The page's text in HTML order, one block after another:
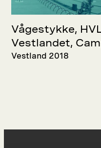
Vågestykke,
Vestlandet,
Vestland 2018